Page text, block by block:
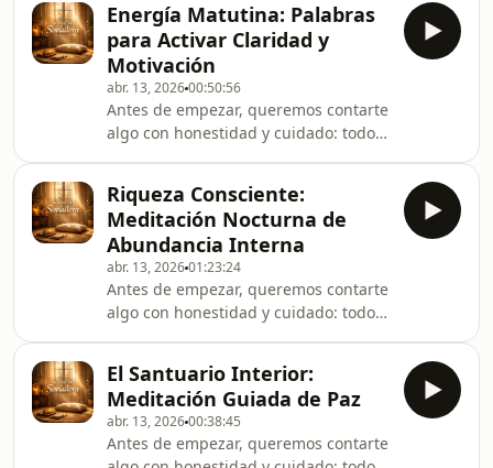
que comiences a escuchar, nada
interrumpa tu experiencia. Es nuestra
forma de proteger este espacio íntimo
y también de sostener Meditacion
sanadora, para que puedas
entregarte por completo a este
momento sin
Energía Matutina: Palabras
para Activar Claridad y
Motivación
abr. 13, 202600:50:56
Antes de empezar, queremos contarte
algo con honestidad y cuidado: todos
que comiences a escuchar, nada
interrumpa tu experiencia. Es nuestra
forma de proteger este espacio íntimo
y también de sostener Meditacion
sanadora, para que puedas
entregarte por completo a este
momento sin
Riqueza Consciente:
Meditación Nocturna de
Abundancia Interna
abr. 13, 202601:23:24
Antes de empezar, queremos contarte
algo con honestidad y cuidado: todos
que comiences a escuchar, nada
interrumpa tu experiencia. Es nuestra
forma de proteger este espacio íntimo
y también de sostener Meditacion
El Santuario Interior:
Meditación Guiada de Paz
abr. 13, 202600:38:45
Antes de empezar, queremos contarte